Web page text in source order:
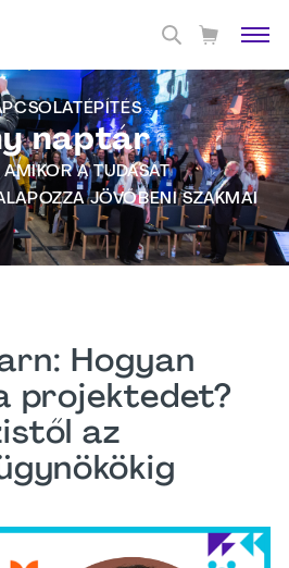
naptár
A TUDÁSÁT
JÖVŐBENI SZAKMAI
Hogyan
projektedet?
az